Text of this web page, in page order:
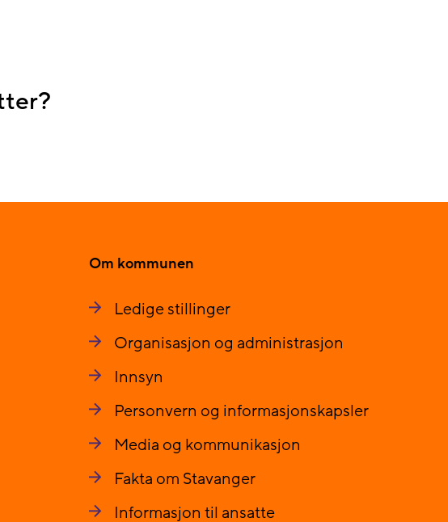
Om kommunen
Ledige stillinger
Organisasjon og administrasjon
Innsyn
Personvern og informasjonskapsler
Media og kommunikasjon
Fakta om Stavanger
Informasjon til ansatte